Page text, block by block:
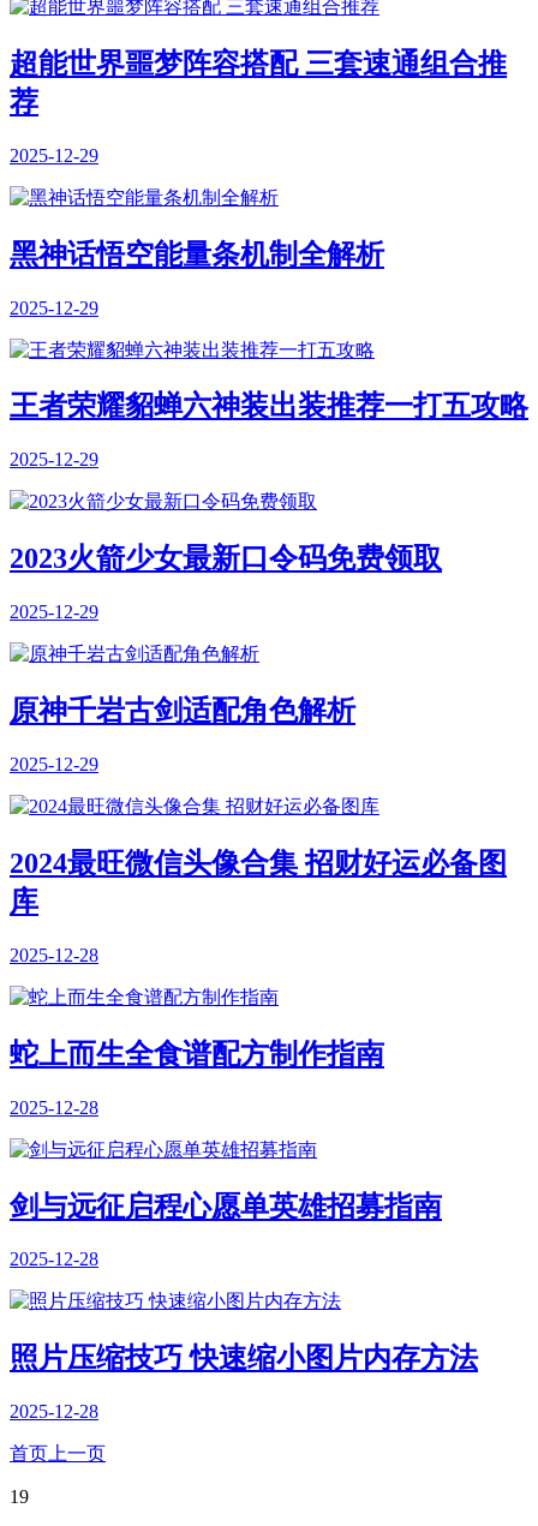
超能世界噩梦阵容搭配 三套速通组合推
荐
2025-12-29
黑神话悟空能量条机制全解析
2025-12-29
王者荣耀貂蝉六神装出装推荐一打五攻略
2025-12-29
2023火箭少女最新口令码免费领取
2025-12-29
原神千岩古剑适配角色解析
2025-12-29
2024最旺微信头像合集 招财好运必备图
库
2025-12-28
蛇上而生全食谱配方制作指南
2025-12-28
剑与远征启程心愿单英雄招募指南
2025-12-28
照片压缩技巧 快速缩小图片内存方法
2025-12-28
首页 上一页
19